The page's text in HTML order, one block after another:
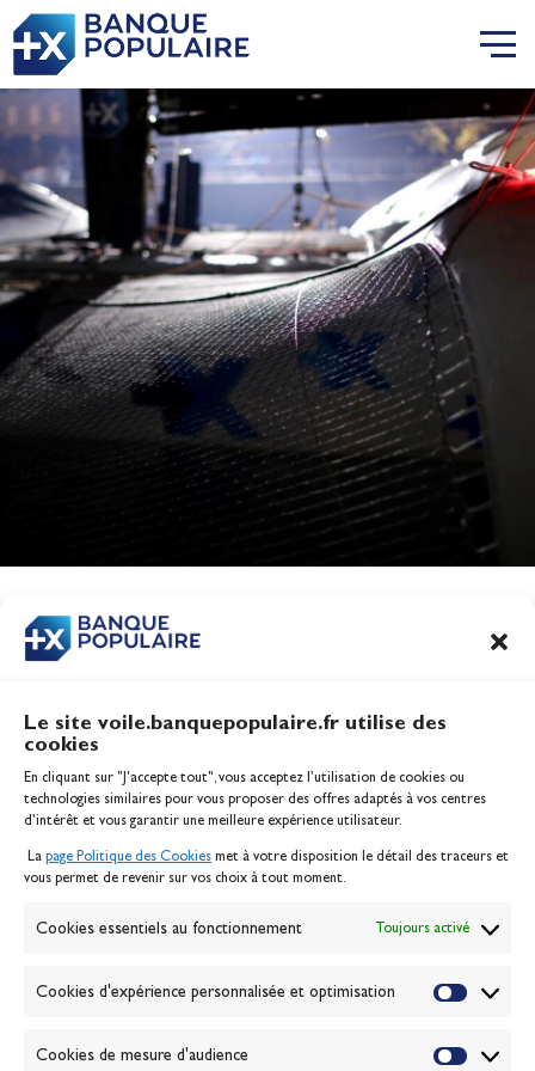
Le site voile.banquepopulaire.fr utilise des
cookies
En cliquant sur "J'accepte tout", vous acceptez l’utilisation de cookies ou
technologies similaires pour vous proposer des offres adaptés à vos centres
d’intérêt et vous garantir une meilleure expérience utilisateur.
La page Politique des Cookies met à votre disposition le détail des traceurs et
vous permet de revenir sur vos choix à tout moment.
Cookies essentiels au fonctionnement Toujours activé
Cookies d'expérience personnalisée et optimisation
Cookies de mesure d'audience
CONTENU
Lauriane Nolot en or à Long
Beach, sur le plan d'eau des
Jeux Olympiques 2028
Inscription serveur média
Contact
Politique des cookies
Banque de la voile
Passion Voile TV